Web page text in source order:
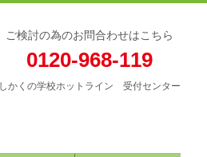
ご検討の為のお問合わせはこちら
0120-968-119
かくの学校ホットライン 受付センター